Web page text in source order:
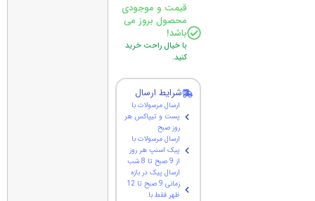
قیمت و موجودی
محصول بروز می
باشد!
با خیال راحت خرید
کنید.
شرایط ارسال
ارسال مرسولات با
پست و تیپاکس هر
روز صبح
ارسال مرسولات با
پیک اسنپ هر روز
از 9 صبح تا 8 شب
ارسال پیک در بازه
زمانی 9 صبح تا 12
ظهر فقط با